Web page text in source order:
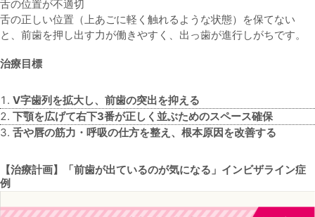
舌の位置が不適切
舌の正しい位置（上あごに軽く触れるような状態）を保てない
と、前歯を押し出す力が働きやすく、出っ歯が進行しがちです。
治療目標
V字歯列を拡大し、前歯の突出を抑える
下顎を広げて右下3番が正しく並ぶためのスペース確保
舌や唇の筋力・呼吸の仕方を整え、根本原因を改善する
【治療計画】「前歯が出ているのが気になる 」インビザライン症
例